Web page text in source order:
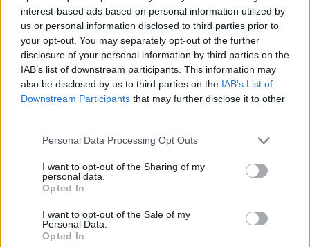
interest-based ads based on personal information utilized by
us or personal information disclosed to third parties prior to
your opt-out. You may separately opt-out of the further
disclosure of your personal information by third parties on the
IAB’s list of downstream participants. This information may
also be disclosed by us to third parties on the IAB’s List of
Downstream Participants that may further disclose it to other
Personal Data Processing Opt Outs
I want to opt-out of the Sharing of my
personal data.
Opted In
I want to opt-out of the Sale of my
Personal Data.
Opted In
Secondo omicidio in tre mesi a
Prati
10/07/2011
Michael Bay: il nuovo
12/06/2011
Delusione Pennetta Sconfitta in